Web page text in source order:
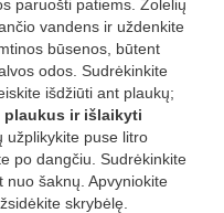
paruošti patiems. Žolelių
vandens ir uždenkite
būsenos, būtent
odos. Sudrėkinkite
išdžiūti ant plaukų;
plaukus ir išlaikyti
užplikykite puse litro
po dangčiu. Sudrėkinkite
nuo šaknų. Apvyniokite
skrybėlę.